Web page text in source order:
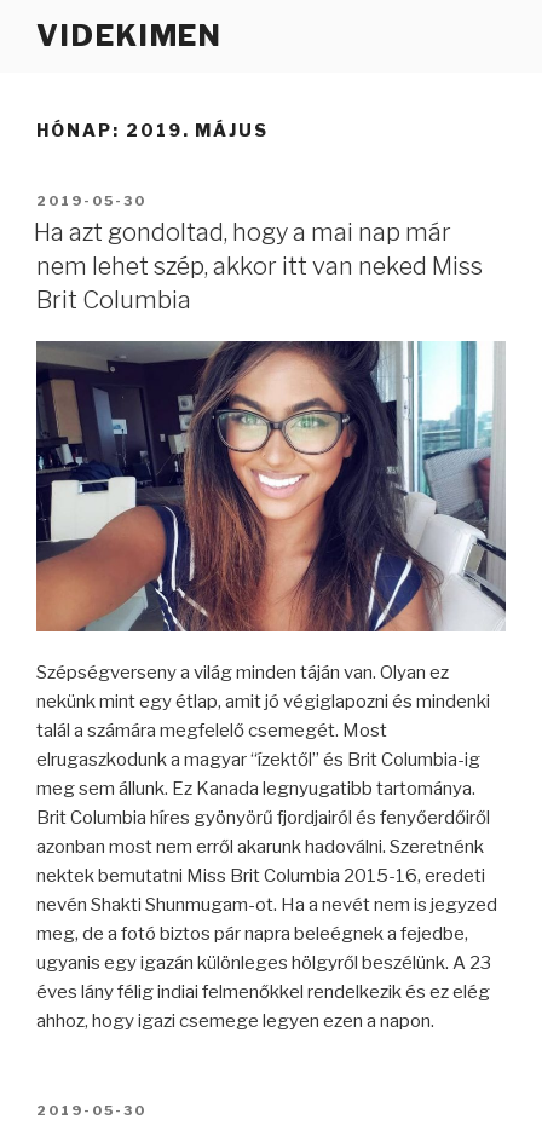
VIDEKIMEN
HÓNAP: 2019. MÁJUS
BEKÜLDVE:
2019-05-30
Ha azt gondoltad, hogy a mai nap már
nem lehet szép, akkor itt van neked Miss
Brit Columbia
Szépségverseny a világ minden táján van. Olyan ez
nekünk mint egy étlap, amit jó végiglapozni és mindenki
talál a számára megfelelő csemegét. Most
elrugaszkodunk a magyar “ízektől” és Brit Columbia-ig
meg sem állunk. Ez Kanada legnyugatibb tartománya.
Brit Columbia híres gyönyörű fjordjairól és fenyőerdőiről
azonban most nem erről akarunk hadoválni. Szeretnénk
nektek bemutatni Miss Brit Columbia 2015-16, eredeti
nevén Shakti Shunmugam-ot. Ha a nevét nem is jegyzed
meg, de a fotó biztos pár napra beleégnek a fejedbe,
ugyanis egy igazán különleges hölgyről beszélünk. A 23
éves lány félig indiai felmenőkkel rendelkezik és ez elég
ahhoz, hogy igazi csemege legyen ezen a napon.
BEKÜLDVE:
2019-05-30